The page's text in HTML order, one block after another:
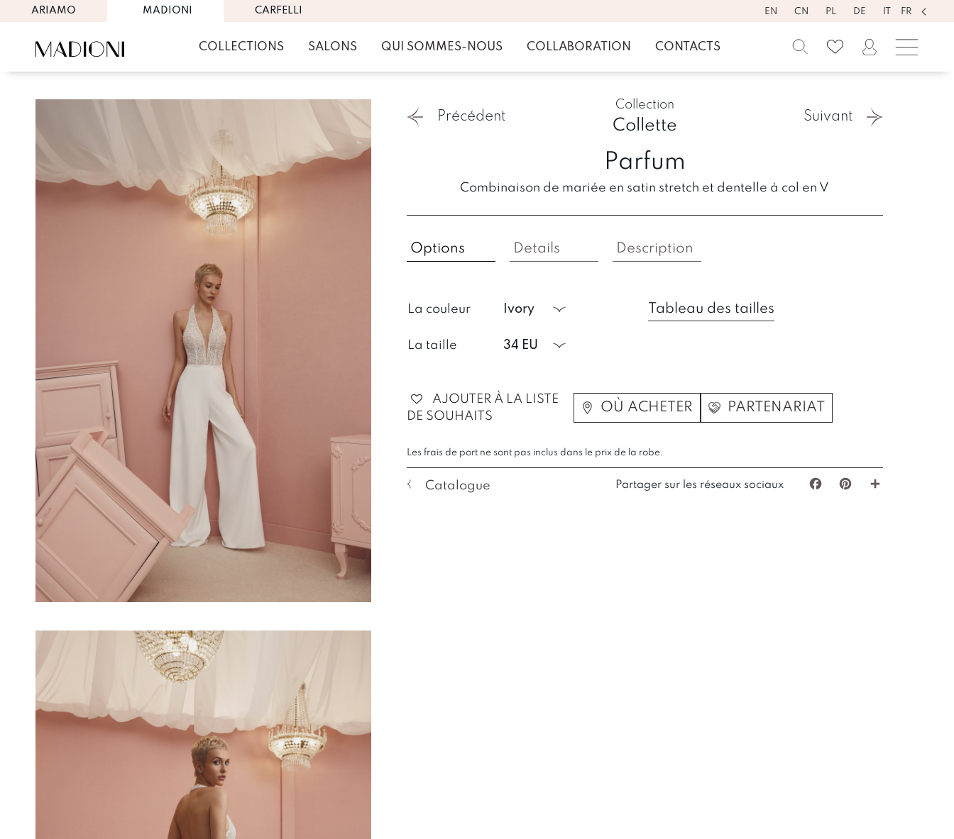
ARIAMO MADIONI CARFELLI EN CN PL DE FR
COLLECTIONS SALONS QUI SOMMES-NOUS COLLABORATION CONTACTS
Précédent Suivant
Collection
Collette
Parfum
Combinaison de mariée en satin stretch et dentelle à col en V
Options Details Description
La couleur ivory
La taille 34 EU
Tableau des tailles
AJOUTER À LA LISTE
DE SOUHAITS
OÙ ACHETER PARTENARIAT
Les frais de port ne sont pas inclus dans le prix de la robe.
Catalogue Partager sur les réseaux sociaux